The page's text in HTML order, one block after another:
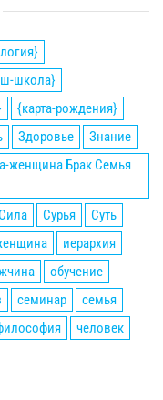
школа}
{карта-рождения}
Здоровье
Знание
женщина Брак Семья
Сила Сурья
Суть
иерархия
обучение
семинар
семья
человек